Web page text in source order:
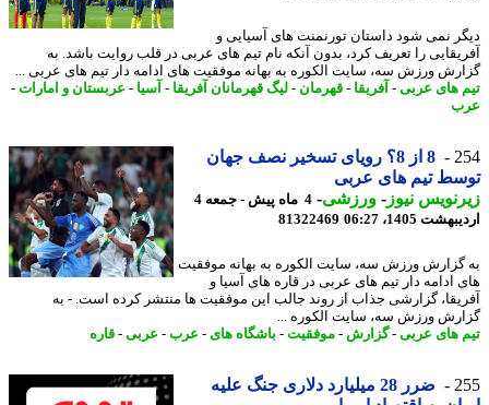
نمی شود داستان تورنمنت های آسیایی و
را تعریف کرد، بدون آنکه نام تیم های عربی در قلب روایت باشد. به
ورزش سه، سایت الکوره به بهانه موفقیت های ادامه دار تیم های عربی ...
های عربی- آفریقا- قهرمان -لیگ قهرمانان آفریقا- آسیا -عربستان و امارات-
8 از 8؟ رویای تسخیر نصف جهان
تیم های عربی
نیوز-ورزشی-
4 ماه پیش - جمعه 4
1405، 06:27
81322469
ورزش سه، سایت الکوره به بهانه موفقیت
ادامه دار تیم های عربی در قاره های آسیا و
گزارشی جذاب از روند جالب این موفقیت ها منتشر کرده است. - به
ورزش سه، سایت الکوره ...
های عربی- گزارش -موفقیت-باشگاه های -عرب- عربی- قاره
ضرر 28 میلیارد دلاری جنگ علیه